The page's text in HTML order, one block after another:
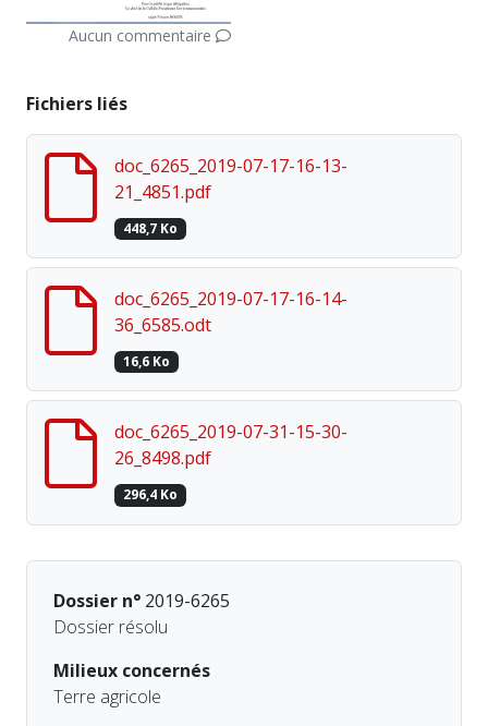
Aucun commentaire
Fichiers liés
doc_6265_2019-07-17-16-13-
21_4851.pdf
448,7 Ko
doc_6265_2019-07-17-16-14-
36_6585.odt
16,6 Ko
doc_6265_2019-07-31-15-30-
26_8498.pdf
296,4 Ko
Dossier n° 2019-6265
Dossier résolu
Milieux concernés
Terre agricole